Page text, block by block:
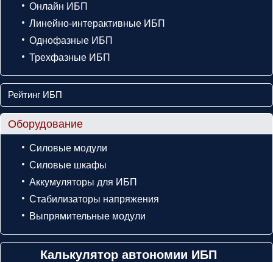
Онлайн ИБП
Линейно-интерактивные ИБП
Однофазные ИБП
Трехфазные ИБП
Рейтинг ИБП
Оборудование
Силовые модули
Силовые шкафы
Аккумуляторы для ИБП
Стабилизаторы напряжения
Выпрямительные модули
Калькулятор автономии ИБП